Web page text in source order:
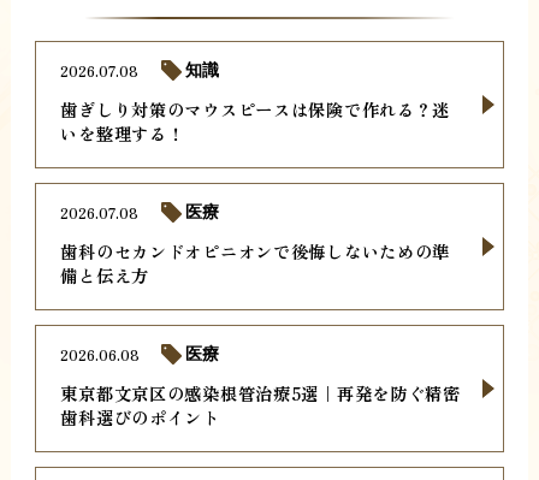
歯ぎしり対策のマウスピースは保険で作れる？迷
いを整理する！
2026.07.08 知識
歯科のセカンドオピニオンで後悔しないための準
備と伝え方
2026.07.08 医療
東京都文京区の感染根管治療5選｜再発を防ぐ精密
歯科選びのポイント
2026.06.08 医療